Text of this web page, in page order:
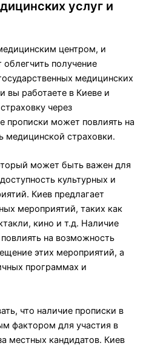
услуг и
центром, и
получение
медицинских
вы работаете в Киеве и
через
прописки может повлиять на
медицинской страховки.
может быть важен для
культурных и
Киев предлагает
мероприятий, таких как
кино и т.д. Наличие
на возможность
этих мероприятий, а
программах и
что наличие прописки в
фактором для участия в
местных кандидатов. Киев